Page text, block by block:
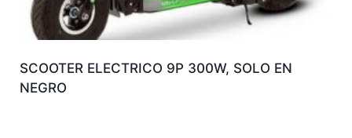
SCOOTER ELECTRICO 9P 300W, SOLO EN
NEGRO